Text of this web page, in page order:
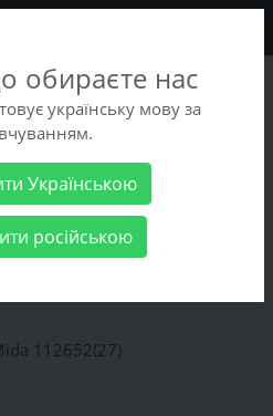
+38 (068) 486-90-09
+38 (093) 486-90-09
взуття Кеди Mida 112652(27)
обираєте нас
українську мову за
Українською
російською